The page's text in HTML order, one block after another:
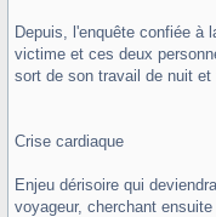
Depuis, l'enquête confiée à
victime et ces deux
sort de son travail de nuit
Crise cardiaque
Enjeu dérisoire qui
voyageur, cherchant